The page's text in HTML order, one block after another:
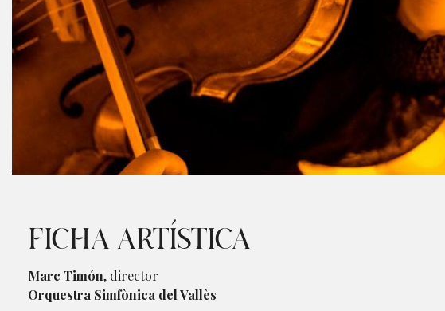
FICHA ARTÍSTICA
Marc Timón, director
Orquestra Simfònica del Vallès